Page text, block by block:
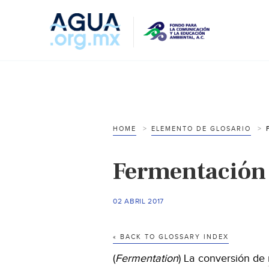
HOME ELEMENTO DE GLOSARIO
Fermentación
02 ABRIL 2017
« BACK TO GLOSSARY INDEX
(Fermentation) La conversión de